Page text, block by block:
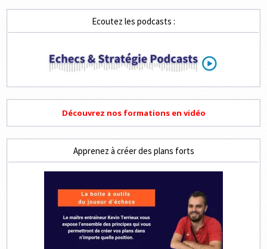
Ecoutez les podcasts :
Découvrez nos formations en vidéo
Apprenez à créer des plans forts